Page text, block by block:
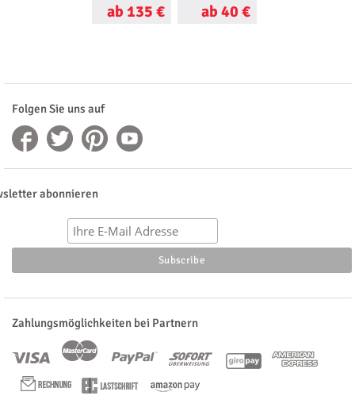
ab 135 € ab 40 €
Folgen Sie uns auf
abonnieren
Zahlungsmöglichkeiten bei Partnern